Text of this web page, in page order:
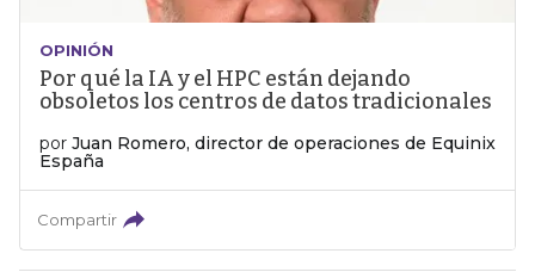
OPINIÓN
Por qué la IA y el HPC están dejando
obsoletos los centros de datos tradicionales
por Juan Romero, director de operaciones de Equinix
España
Compartir